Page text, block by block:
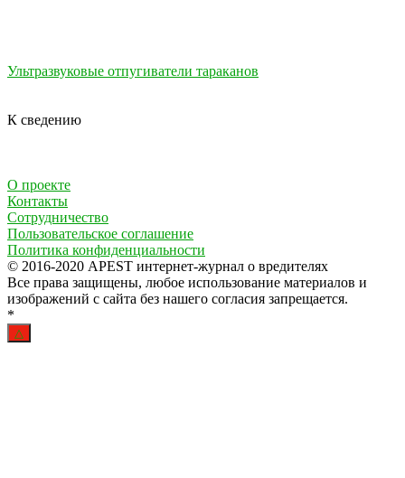
Ультразвуковые отпугиватели тараканов
К сведению
О проекте
Контакты
Сотрудничество
Пользовательское соглашение
Политика конфиденциальности
© 2016-2020 APEST интернет-журнал о вредителях
Все права защищены, любое использование материалов и
изображений с сайта без нашего согласия запрещается.
*